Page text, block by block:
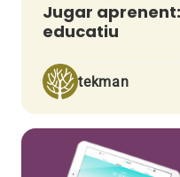
Jugar
educatiu
tekman